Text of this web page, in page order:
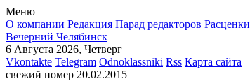
Меню
О компании Редакция Парад редакторов Расценки
Вечерний Челябинск
6 Августа 2026, Четверг
Vkontakte Telegram Odnoklassniki Rss Карта сайта
свежий номер 20.02.2015